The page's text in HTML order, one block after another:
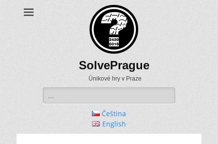
SolvePrague
Únikové hry v Praze
for:
Čeština
English